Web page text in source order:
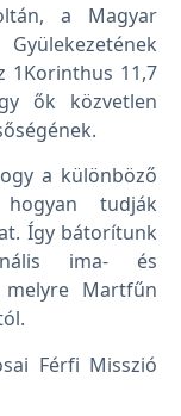
a Magyar
1Korinthus 11,7
ők közvetlen
a különböző
tudják
Így bátorítunk
ima- és
melyre Martfűn
Férfi Misszió